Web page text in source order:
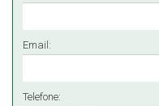
Email:
Telefone: